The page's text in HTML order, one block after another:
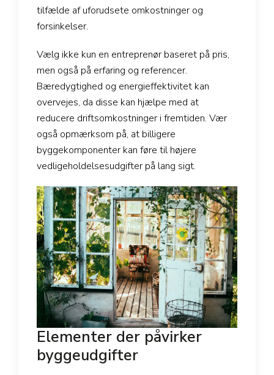
tilfælde af uforudsete omkostninger og
forsinkelser.
Vælg ikke kun en entreprenør baseret på pris,
men også på erfaring og referencer.
Bæredygtighed og energieffektivitet kan
overvejes, da disse kan hjælpe med at
reducere driftsomkostninger i fremtiden. Vær
også opmærksom på, at billigere
byggekomponenter kan føre til højere
vedligeholdelsesudgifter på lang sigt.
Elementer der påvirker
byggeudgifter